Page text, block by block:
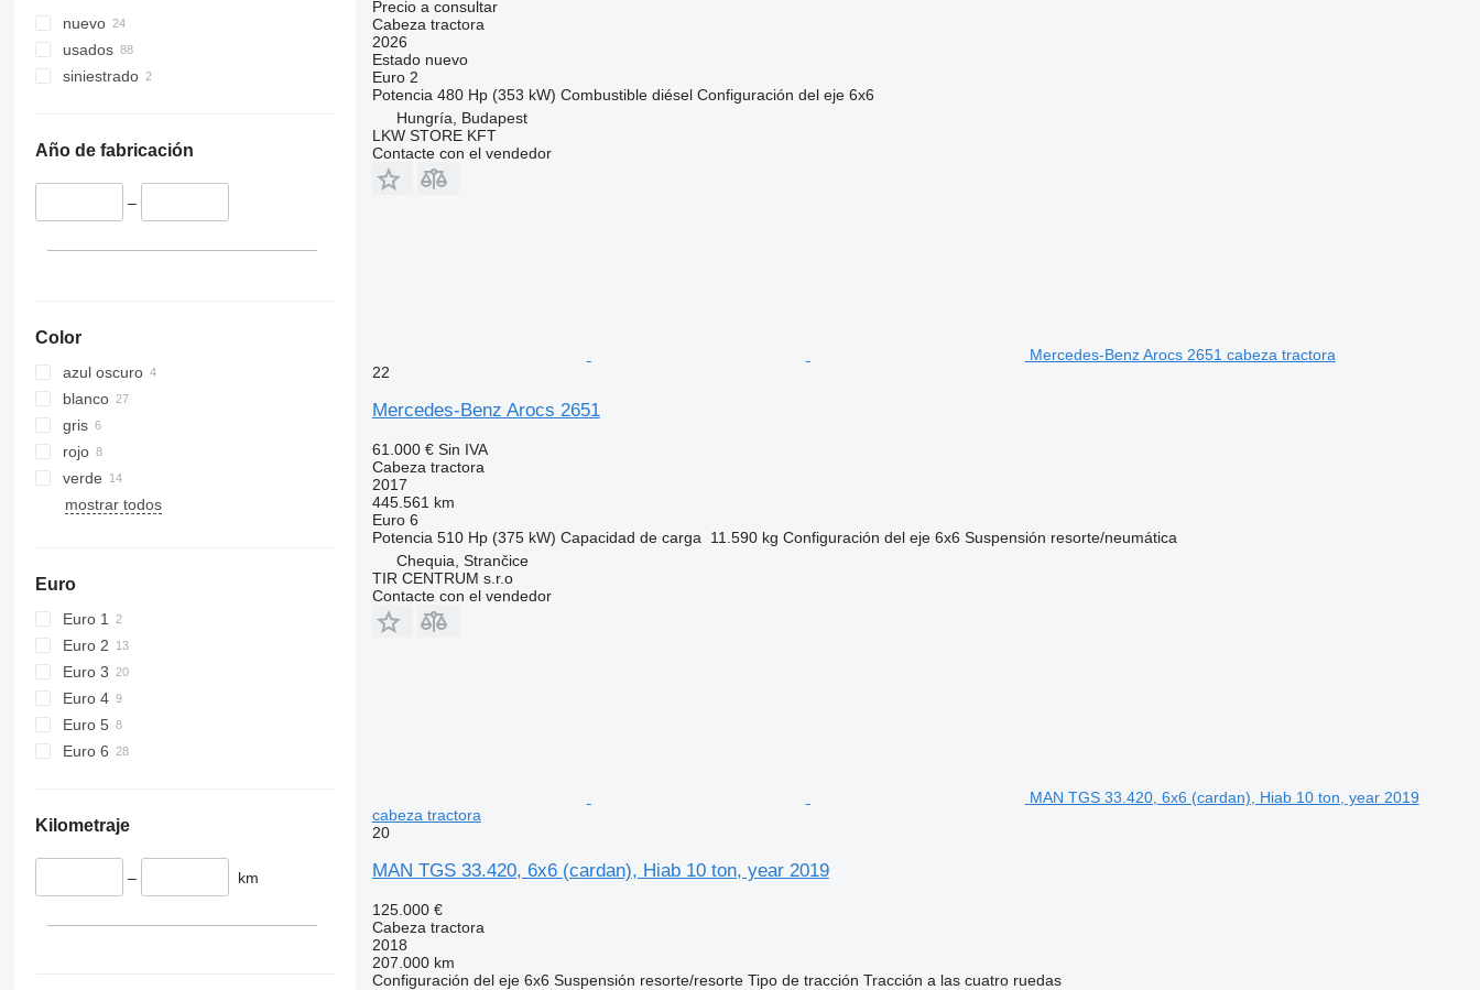
nuevo
usados
siniestrado
Año de fabricación
–
Color
azul oscuro
blanco
gris
rojo
verde
mostrar todos
Euro
Euro 1
Euro 2
Euro 3
Euro 4
Euro 5
Euro 6
Kilometraje
– km
Precio a consultar
Cabeza tractora
2026
Estadonuevo
Euro 2
Potencia 480 Hp (353 kW) Combustible diésel Configuración del eje 6x6
Hungría, Budapest
LKW STORE KFT
Contacte con el vendedor
Mercedes-Benz Arocs 2651 cabeza tractora
22
Mercedes-Benz Arocs 2651
61.000 € Sin IVA
Cabeza tractora
2017
445.561 km
Euro 6
Potencia 510 Hp (375 kW) Capacidad de carga 11.590 kg Configuración del eje 6x6 Suspensión resorte/neumática
Chequia, Strančice
TIR CENTRUM s.r.o
Contacte con el vendedor
MAN TGS 33.420, 6x6 (cardan), Hiab 10 ton, year 2019
cabeza tractora
20
MAN TGS 33.420, 6x6 (cardan), Hiab 10 ton, year 2019
125.000 €
Cabeza tractora
2018
207.000 km
Configuración del eje 6x6 Suspensión resorte/resorte Tipo de tracción Tracción a las cuatro ruedas